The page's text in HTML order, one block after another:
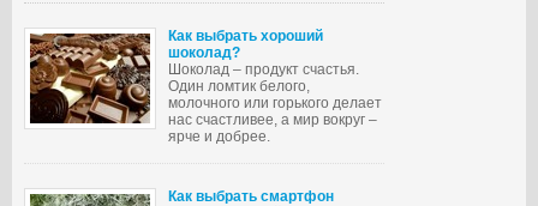
Как выбрать хороший
шоколад?
Шоколад – продукт счастья.
Один ломтик белого,
молочного или горького делает
нас счастливее, а мир вокруг –
ярче и добрее.
Как выбрать смартфон